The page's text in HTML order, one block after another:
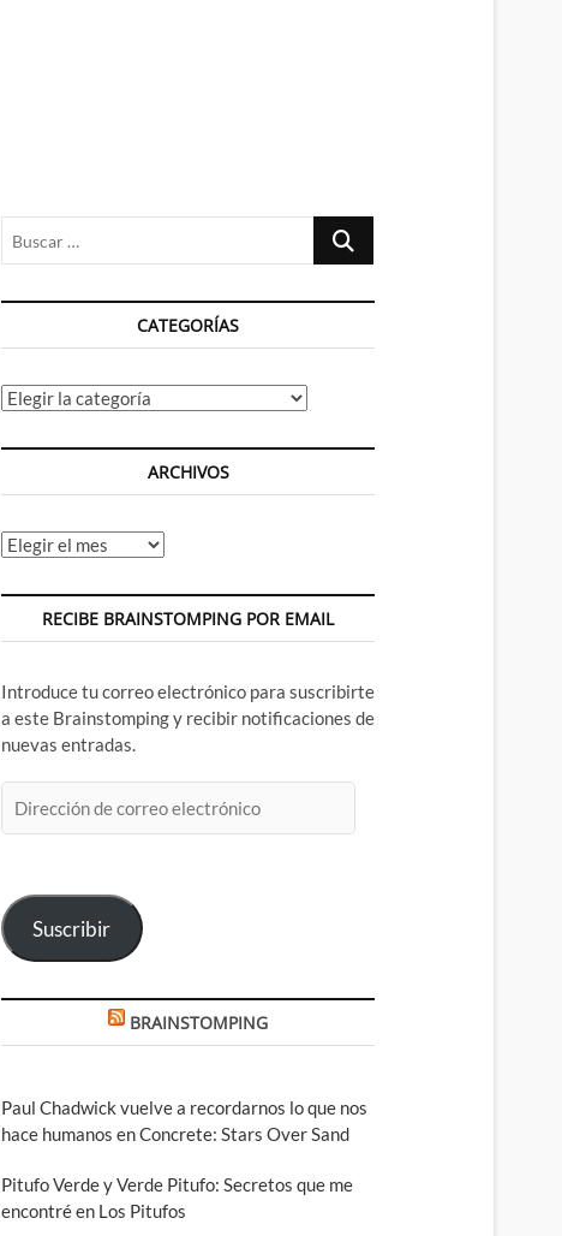
Buscar
CATEGORÍAS
Categorías
ARCHIVOS
Archivos
RECIBE BRAINSTOMPING POR EMAIL
Introduce tu correo electrónico para suscribirte
a este Brainstomping y recibir notificaciones de
nuevas entradas.
de
Suscribir
BRAINSTOMPING
Paul Chadwick vuelve a recordarnos lo que nos
hace humanos en Concrete: Stars Over Sand
Pitufo Verde y Verde Pitufo: Secretos que me
encontré en Los Pitufos